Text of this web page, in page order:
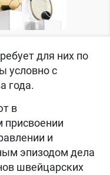
для них по
условно с
года.
в
присвоении
и
эпизодом дела
швейцарских